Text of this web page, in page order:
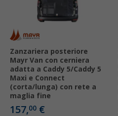
Zanzariera posteriore
Mayr Van con cerniera
adatta a Caddy 5/Caddy 5
Maxi e Connect
(corta/lunga) con rete a
maglia fine
157,00 €